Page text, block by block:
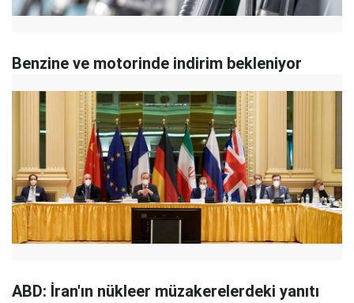
Benzine ve motorinde indirim bekleniyor
ABD: İran'ın nükleer müzakerelerdeki yanıtı